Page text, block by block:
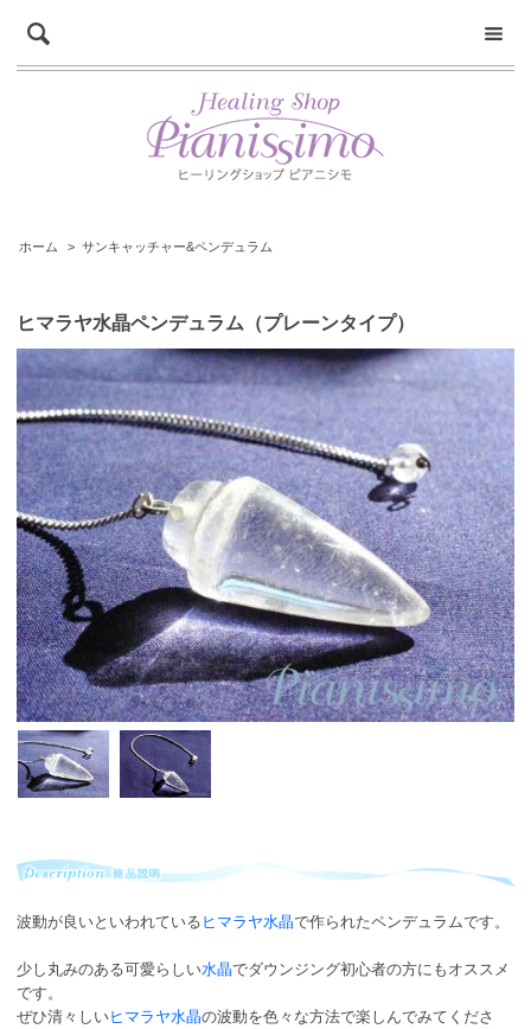
ホーム > サンキャッチャー&ペンデュラム
ヒマラヤ水晶ペンデュラム（プレーンタイプ）
波動が良いといわれている ヒマラヤ水晶で作られたペンデュラムです。
少し丸みのある可愛らしい水晶でダウンジング初心者の方にもオススメ
です。
ぜひ清々しいヒマラヤ水晶の波動を色々な方法で楽しんでみてくださ